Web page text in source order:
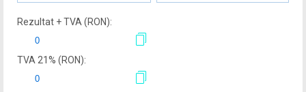
Rezultat + TVA (RON):
TVA 21% (RON):